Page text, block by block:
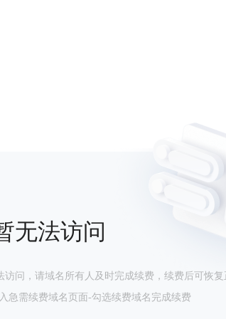
无法访问
问，请域名所有人及时完成续费，续费后可恢复
急需续费域名页面-勾选续费域名完成续费